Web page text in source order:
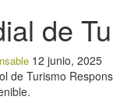
de
12 junio, 2025
de Turismo